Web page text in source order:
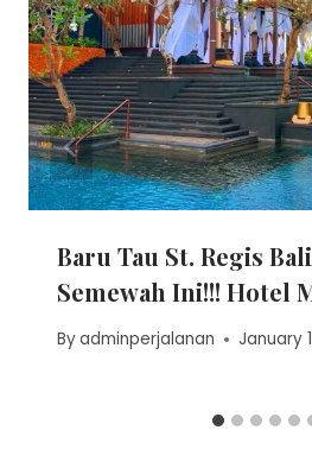
Baru Tau St. Regis
Semewah Ini!!! Hotel
Byadminperjalanan January